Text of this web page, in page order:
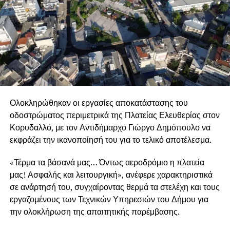
Ολοκληρώθηκαν οι εργασίες αποκατάστασης του
οδοστρώματος περιμετρικά της Πλατείας Ελευθερίας στον
Κορυδαλλό, με τον Αντιδήμαρχο Γιώργο Δημόπουλο να
εκφράζει την ικανοποίησή του για το τελικό αποτέλεσμα.
«Τέρμα τα βάσανά μας… Όντως αεροδρόμιο η πλατεία
μας! Ασφαλής και λειτουργική», ανέφερε χαρακτηριστικά
σε ανάρτησή του, συγχαίροντας θερμά τα στελέχη και τους
εργαζομένους των Τεχνικών Υπηρεσιών του Δήμου για
την ολοκλήρωση της απαιτητικής παρέμβασης.